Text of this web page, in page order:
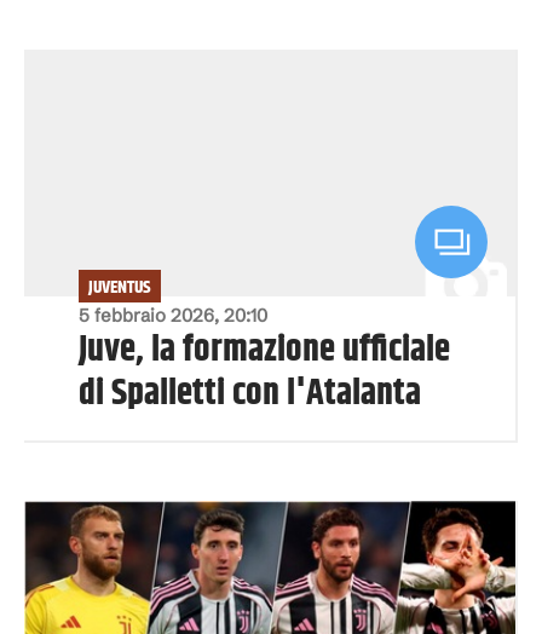
5 febbraio 2026, 20:10
JUVENTUS
Juve, la formazione ufficiale
di Spalletti con l'Atalanta